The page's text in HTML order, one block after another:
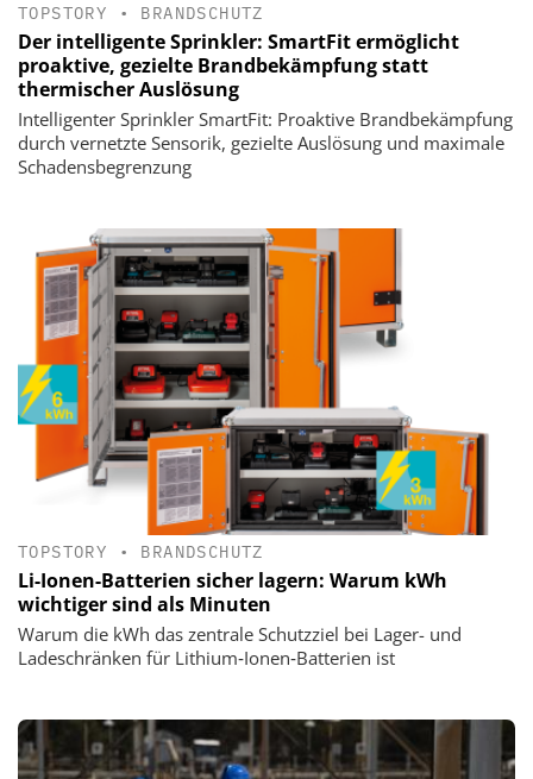
TOPSTORY • BRANDSCHUTZ
Der intelligente Sprinkler: SmartFit ermöglicht
proaktive, gezielte Brandbekämpfung statt
thermischer Auslösung
Intelligenter Sprinkler SmartFit: Proaktive Brandbekämpfung
durch vernetzte Sensorik, gezielte Auslösung und maximale
Schadensbegrenzung
TOPSTORY • BRANDSCHUTZ
Li-Ionen-Batterien sicher lagern: Warum kWh
wichtiger sind als Minuten
Warum die kWh das zentrale Schutzziel bei Lager- und
Ladeschränken für Lithium‑Ionen‑Batterien ist